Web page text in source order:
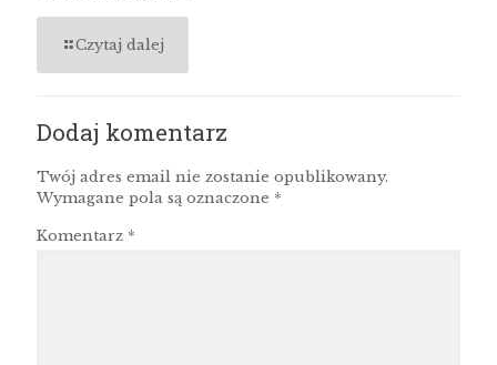
Czytaj dalej
Dodaj komentarz
Twój adres email nie zostanie opublikowany.
Wymagane pola są oznaczone *
Komentarz *